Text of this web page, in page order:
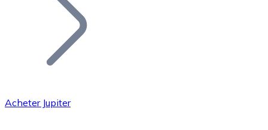
Acheter Jupiter